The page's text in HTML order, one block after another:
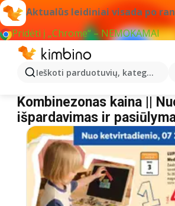
Aktualūs leidiniai visada po
Pridėti į „Chrome“ – NEMOKAMAI
Ieškoti parduotuvių, kategorijų,
Kombinezonas
Kombinezonas kaina ||
išpardavimas ir